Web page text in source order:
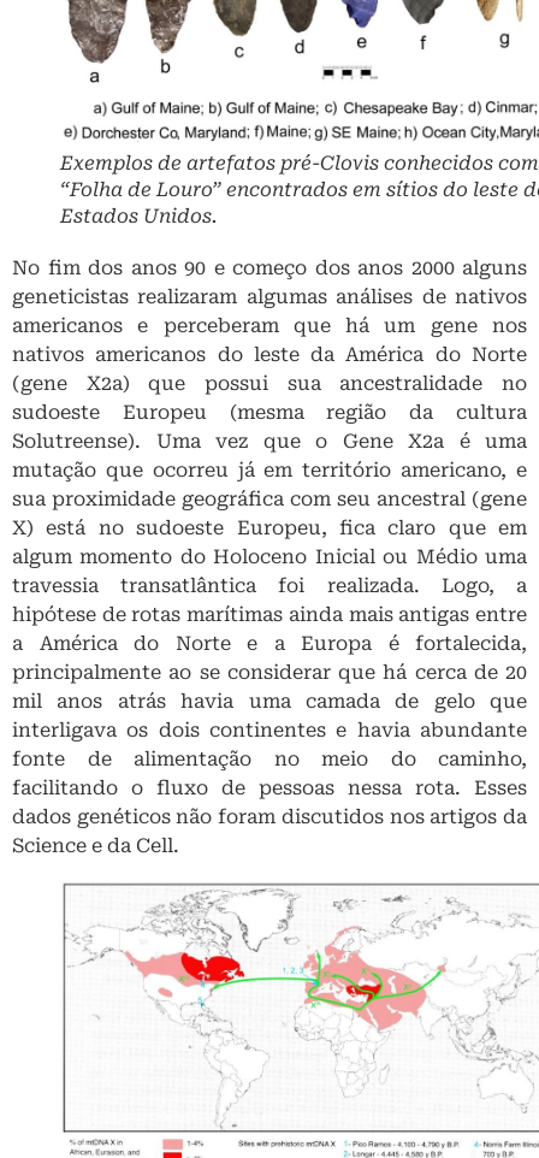
Estados Unidos.
No fim dos anos 90 e começo dos anos 2000 alguns
americanos e perceberam que há um gene nos
nativos americanos do leste da América do Norte
(gene X2a) que possui sua ancestralidade no
sudoeste Europeu (mesma região da cultura
mutação que ocorreu já em território americano, e
sua proximidade geográfica com seu ancestral (gene
X) está no sudoeste Europeu, fica claro que em
algum momento do Holoceno Inicial ou Médio uma
travessia transatlântica foi realizada. Logo, a
hipótese de rotas marítimas ainda mais antigas entre
a América do Norte e a Europa é fortalecida,
principalmente ao se considerar que há cerca de 20
mil anos atrás havia uma camada de gelo que
interligava os dois continentes e havia abundante
fonte de alimentação no meio do caminho,
facilitando o fluxo de pessoas nessa rota. Esses
dados genéticos não foram discutidos nos artigos da
Science e da Cell.
Localização geográfica dos genes X e X2 durante
Holoceno Inicial e Médio.
E também desconsideram os dados publicados no
European Journal of Human Genetics
, que atesta
uma relação entre o genoma de paleoíndios e